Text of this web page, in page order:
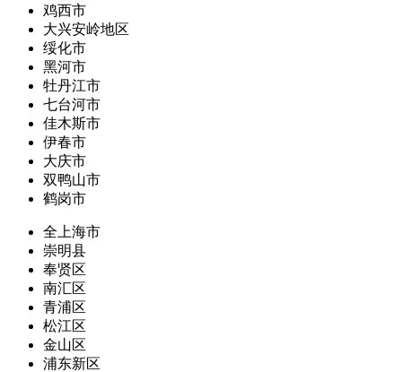
鸡西市
大兴安岭地区
绥化市
黑河市
牡丹江市
七台河市
佳木斯市
伊春市
大庆市
双鸭山市
鹤岗市
全上海市
崇明县
奉贤区
南汇区
青浦区
松江区
金山区
浦东新区